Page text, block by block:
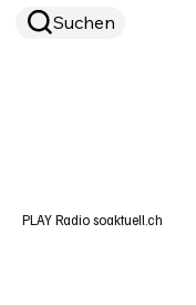
Suchen
PLAY Radio soaktuell.ch